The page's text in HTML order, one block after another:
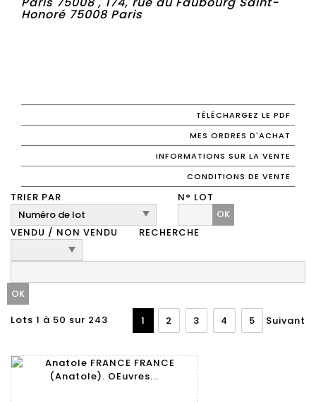
Honoré 75008 Paris
TÉLÉCHARGEZ LE PDF
MES ORDRES D'ACHAT
INFORMATIONS SUR LA VENTE
CONDITIONS DE VENTE
TRIER PAR
N° LOT
OK
VENDU / NON VENDU
RECHERCHE
Lots 1 à 50 sur 243 1 2 3 4 5 Suivant